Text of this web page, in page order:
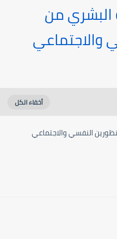
البشري من
والاجتماعي
النفسي والاجتماعي